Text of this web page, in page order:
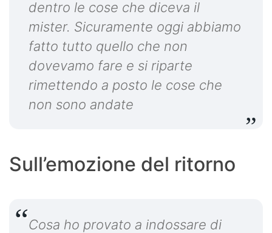
dentro le cose che diceva il
mister. Sicuramente oggi abbiamo
fatto tutto quello che non
dovevamo fare e si riparte
rimettendo a posto le cose che
non sono andate
Sull’emozione del ritorno
Cosa ho provato a indossare di